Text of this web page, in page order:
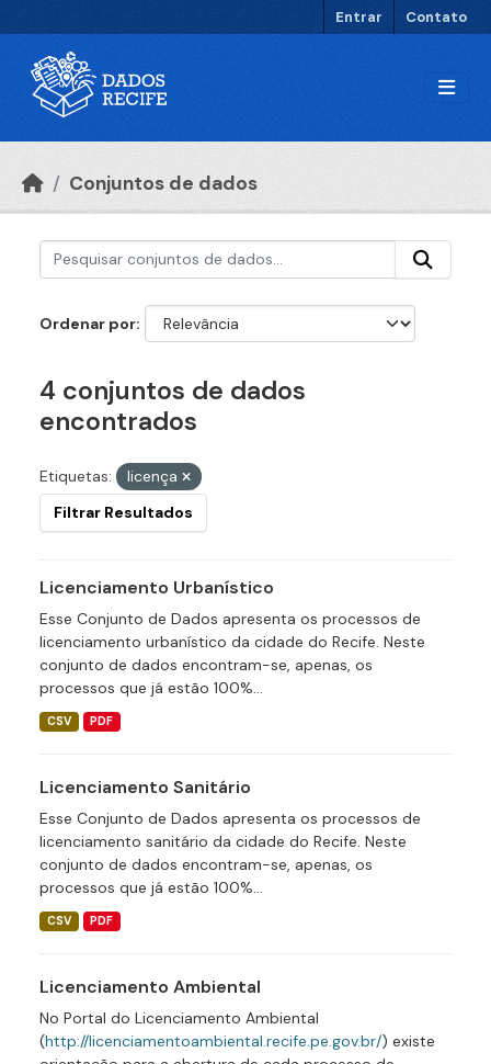
Entrar Contato
Conjuntos de dados
Ordenar por
4 conjuntos de dados
encontrados
Etiquetas:
licença
Filtrar Resultados
Licenciamento Urbanístico
Esse Conjunto de Dados apresenta os processos de
licenciamento urbanístico da cidade do Recife. Neste
conjunto de dados encontram-se, apenas, os
processos que já estão 100%...
CSV PDF
Licenciamento Sanitário
Esse Conjunto de Dados apresenta os processos de
licenciamento sanitário da cidade do Recife. Neste
conjunto de dados encontram-se, apenas, os
processos que já estão 100%...
CSV PDF
Licenciamento Ambiental
No Portal do Licenciamento Ambiental
(http://licenciamentoambiental.recife.pe.gov.br/) existe